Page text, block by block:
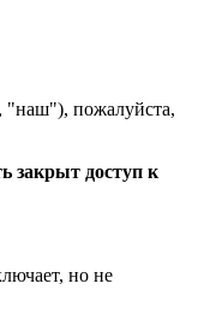
"наш"), пожалуйста,
закрыт доступ к
но не